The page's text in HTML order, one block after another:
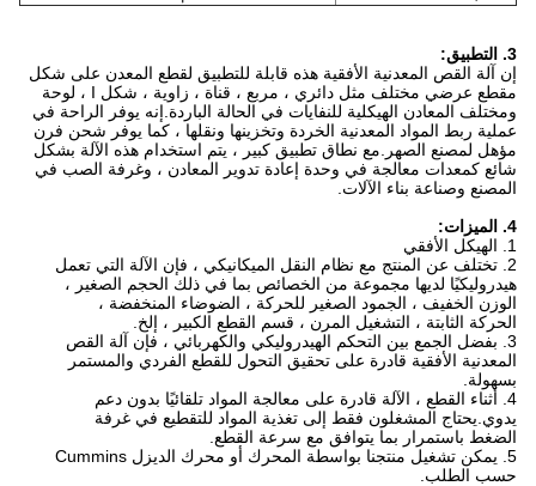
3. التطبيق:
إن آلة القص المعدنية الأفقية هذه قابلة للتطبيق لقطع المعدن على شكل
مقطع عرضي مختلف مثل دائري ، مربع ، قناة ، زاوية ، شكل I ، لوحة
ومختلف المعادن الهيكلية للنفايات في الحالة الباردة.إنه يوفر الراحة في
عملية ربط المواد المعدنية الخردة وتخزينها ونقلها ، كما يوفر شحن فرن
مؤهل لمصنع الصهر.مع نطاق تطبيق كبير ، يتم استخدام هذه الآلة بشكل
شائع كمعدات معالجة في وحدة إعادة تدوير المعادن ، وغرفة الصب في
المصنع وصناعة بناء الآلات.
4. الميزات:
2. تختلف عن المنتج مع نظام النقل الميكانيكي ، فإن الآلة التي تعمل
هيدروليكيًا لديها مجموعة من الخصائص بما في ذلك الحجم الصغير ،
الوزن الخفيف ، الجمود الصغير للحركة ، الضوضاء المنخفضة ،
الحركة الثابتة ، التشغيل المرن ، قسم القطع الكبير ، إلخ.
3. بفضل الجمع بين التحكم الهيدروليكي والكهربائي ، فإن آلة القص
المعدنية الأفقية قادرة على تحقيق التحول للقطع الفردي والمستمر
بسهولة.
4. أثناء القطع ، الآلة قادرة على معالجة المواد تلقائيًا بدون دعم
يدوي.يحتاج المشغلون فقط إلى تغذية المواد للتقطيع في غرفة
الضغط باستمرار بما يتوافق مع سرعة القطع.
5. يمكن تشغيل منتجنا بواسطة المحرك أو محرك الديزل Cummins
حسب الطلب.